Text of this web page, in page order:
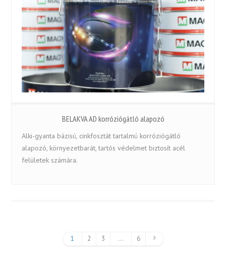
BELAKVA AD korróziógátló alapozó
Alki-gyanta bázisú, cinkfosztát tartalmú korróziógátló
alapozó, környezetbarát, tartós védelmet biztosít acél
felületek számára.
1 2 3 … 6